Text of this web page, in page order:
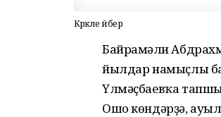
Кәрәкле әйбер
Байрамғәли
йылдар намыҫлы
Үлмәҫбаевҡа
Ошо көндәрҙә,